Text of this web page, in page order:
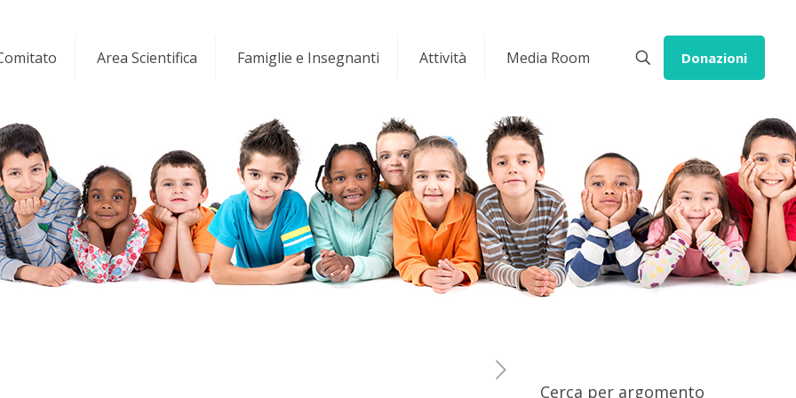
Area Scientifica Famiglie e Insegnanti Attività Media Room Donazioni
Cerca per argomento